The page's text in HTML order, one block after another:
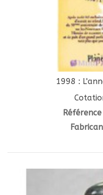
1998 :
Référence